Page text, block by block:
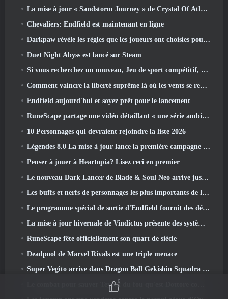
La mise à jour « Sandstorm Journey » de Crystal Of Atlan augmente le niveau maximum à 70
Chevaliers: Endfield est maintenant en ligne
Darkpaw révèle les règles que les joueurs ont choisies pour le prochain serveur Frostreaver d'EverQuest
Duet Night Abyss est lancé sur Steam
Si vous recherchez un nouveau, Jeu de sport compétitif, Le test bêta fermé du football freestyle 2 est en route
Comment vaincre la liberté suprême là où les vents se rencontrent
Endfield aujourd'hui et soyez prêt pour le lancement
RuneScape partage une vidéo détaillant « une série ambitieuse de mises à jour de contenu »
10 Personnages qui devraient rejoindre la liste 2026
Légendes 8.0 La mise à jour lance la première campagne de 2026
Penser à jouer à Heartopia? Lisez ceci en premier
Le nouveau Dark Lancer de Blade & Soul Neo arrive juste à temps pour le premier anniversaire
Les buffs et nerfs de personnages les plus importants de la saison 6
Le programme spécial de sortie d'Endfield fournit des détails sur le système de monétisation du jeu
La mise à jour hivernale de Vindictus présente des systèmes pour faciliter la progression des joueurs
RuneScape fête officiellement son quart de siècle
Deadpool de Marvel Rivals est une triple menace
Super Vegito arrive dans Dragon Ball Gekishin Squadra avec l'arrivée de la saison 3
Le combat pour sauver Teyvat du fou qu'est Dottore commence aujourd'hui dans Genshin Impact
6